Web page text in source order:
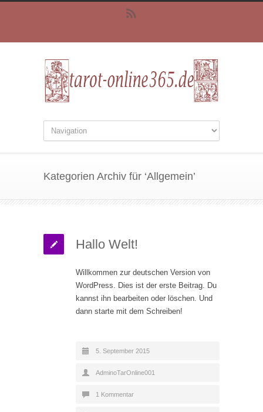
Kategorien Archiv für ‘Allgemein’
Hallo Welt!
Willkommen zur deutschen Version von
WordPress. Dies ist der erste Beitrag. Du
kannst ihn bearbeiten oder löschen. Und
dann starte mit dem Schreiben!
5. September 2015
AdminoTarOnline001
1 Kommentar